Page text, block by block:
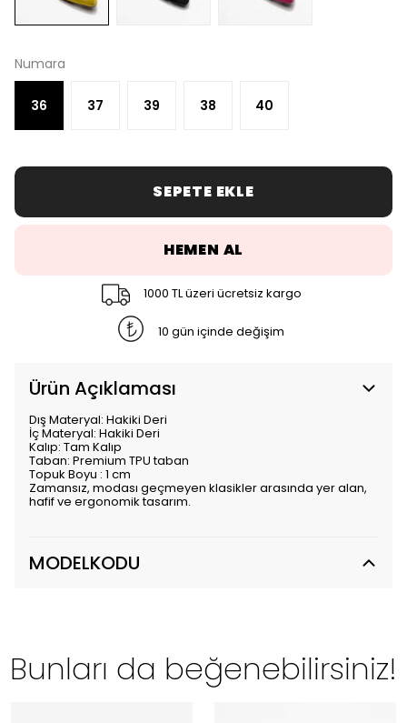
Numara
36 37 39 38 40
SEPETE EKLE
HEMEN AL
1000 TL üzeri ücretsiz kargo
10 gün içinde değişim
Ürün Açıklaması
Dış Materyal: Hakiki Deri
İç Materyal: Hakiki Deri
Kalıp: Tam Kalıp
Taban: Premium TPU taban
Topuk Boyu : 1 cm
Zamansız, modası geçmeyen klasikler arasında yer alan,
hafif ve ergonomik tasarım.
MODELKODU
Bunları da beğenebilirsiniz!